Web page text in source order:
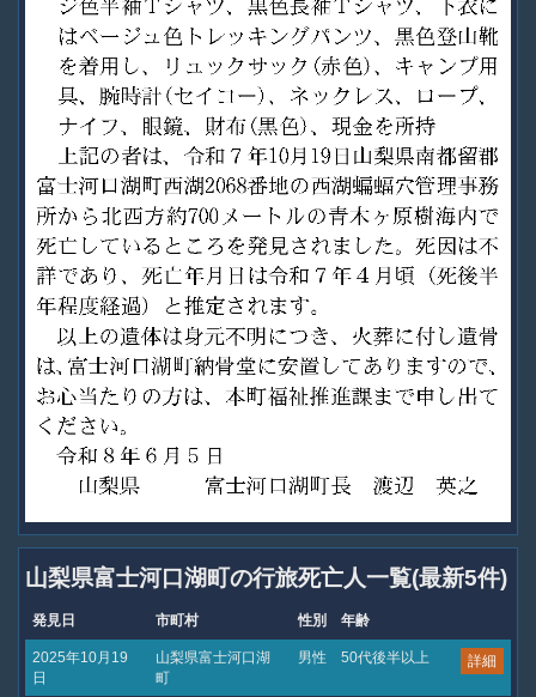
山梨県富士河口湖町の行旅死亡人一覧(最新5件)
発見日 市町村 性別 年齢
2025年10月19
日
山梨県富士河口湖
町
男性 50代後半以上 詳細